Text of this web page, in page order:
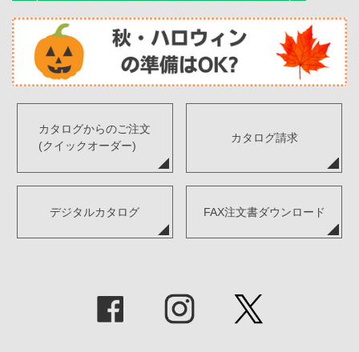
カタログからのご注文
(クイックオーダー)
カタログ請求
デジタルカタログ FAX注文書ダウンロード